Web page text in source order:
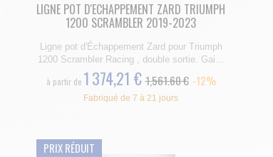
LIGNE POT D'ECHAPPEMENT ZARD TRIUMPH
1200 SCRAMBLER 2019-2023
Ligne pot d'Échappement Zard pour Triumph
1200 Scrambler Racing , double sortie. Gai...
à partir de 1 374,21 € 1,561.60 € -12%
Fabriqué de 7 à 21 jours
PRIX RÉDUIT